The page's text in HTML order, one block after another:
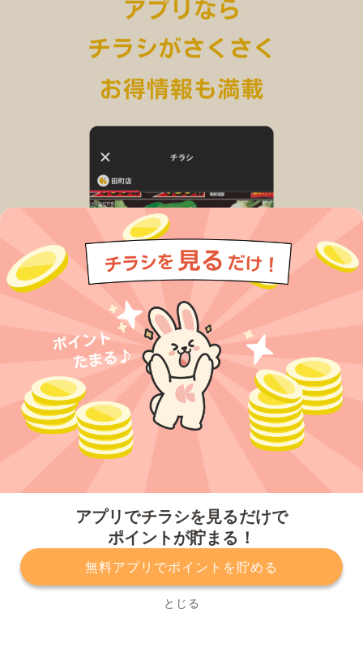
アプリでチラシを見るだけで
ポイントが貯まる！
無料アプリでポイントを貯める
とじる
プライバシーポリシー 利用規約
運営会社
サービスに関してのお問い合わせ